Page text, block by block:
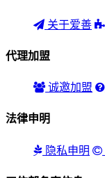
关于爱善
代理加盟
诚邀加盟
法律申明
隐私申明